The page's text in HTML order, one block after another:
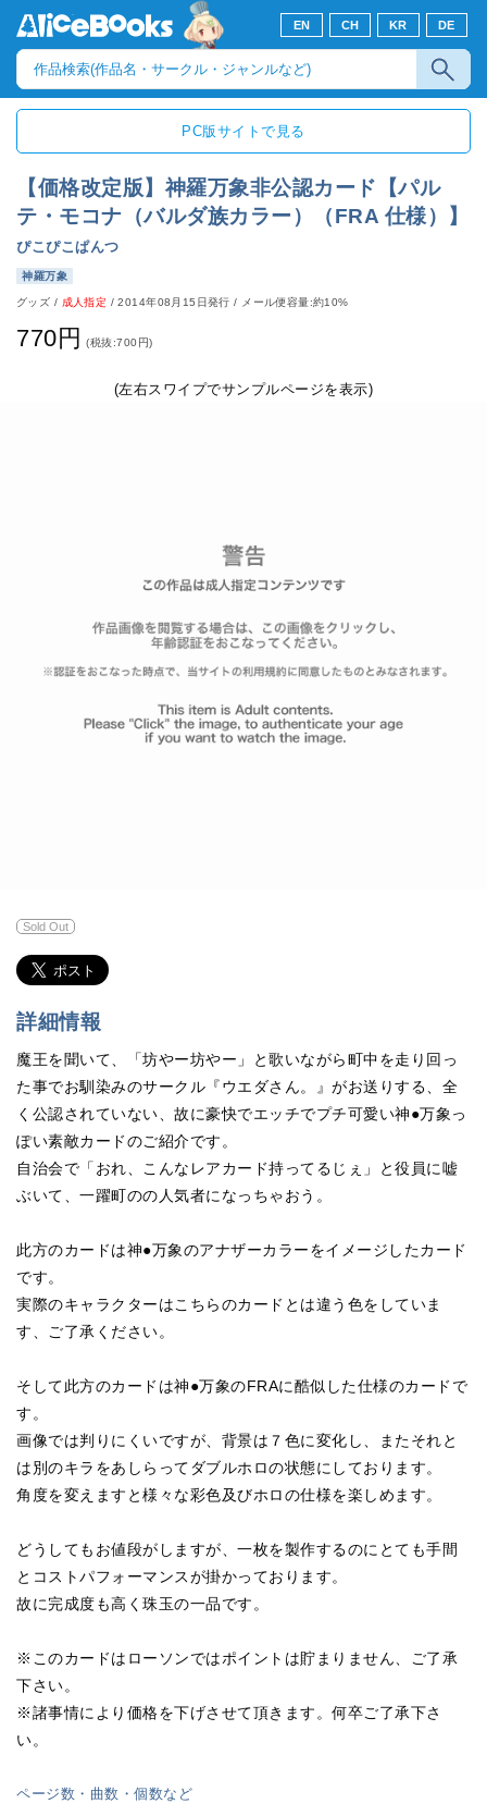
EN CH KR DE
PC版サイトで見る
【価格改定版】神羅万象非公認カード【パル
テ・モコナ（バルダ族カラー）（FRA 仕様）】
ぴこぴこぱんつ
神羅万象
グッズ / 成人指定 /2014年08月15日発行 / メール便容量:約10%
770円 (税抜:700円)
(左右スワイプでサンプルページを表示)
Sold Out
詳細情報
魔王を聞いて、「坊やー坊やー」と歌いながら町中を走り回っ
た事でお馴染みのサークル『ウエダさん。』がお送りする、全
く公認されていない、故に豪快でエッチでプチ可愛い神●万象っ
ぽい素敵カードのご紹介です。
自治会で「おれ、こんなレアカード持ってるじぇ」と役員に嘘
ぶいて、一躍町のの人気者になっちゃおう。
此方のカードは神●万象のアナザーカラーをイメージしたカード
です。
実際のキャラクターはこちらのカードとは違う色をしていま
す、ご了承ください。
そして此方のカードは神●万象のFRAに酷似した仕様のカードで
す。
画像では判りにくいですが、背景は７色に変化し、またそれと
は別のキラをあしらってダブルホロの状態にしております。
角度を変えますと様々な彩色及びホロの仕様を楽しめます。
どうしてもお値段がしますが、一枚を製作するのにとても手間
とコストパフォーマンスが掛かっております。
故に完成度も高く珠玉の一品です。
※このカードはローソンではポイントは貯まりません、ご了承
下さい。
※諸事情により価格を下げさせて頂きます。何卒ご了承下さ
い。
ページ数・曲数・個数など